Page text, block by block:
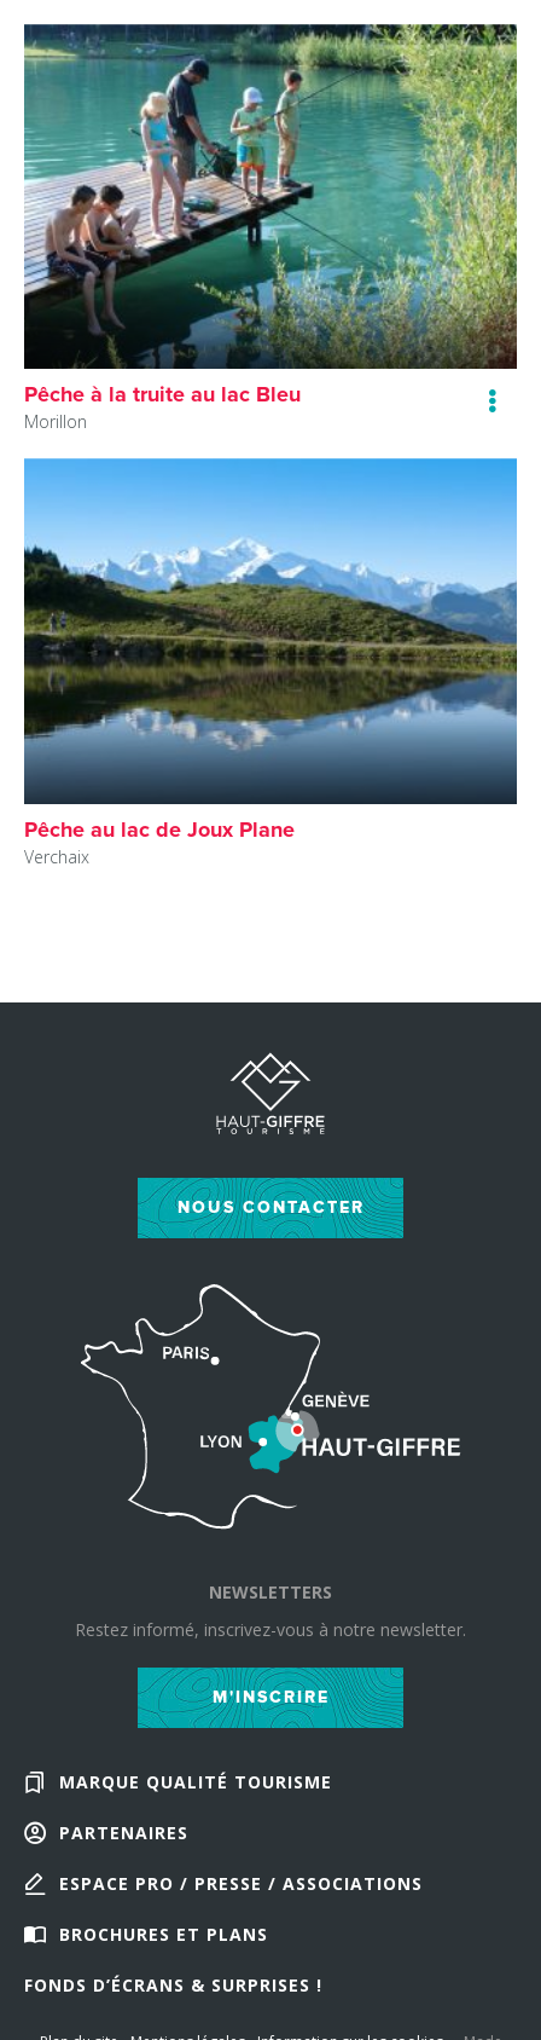
Pêche à la truite au lac Bleu
Morillon
Pêche au lac de Joux Plane
Verchaix
NOUS CONTACTER
NEWSLETTERS
Restez informé, inscrivez-vous à notre newsletter.
M'INSCRIRE
MARQUE QUALITÉ TOURISME
PARTENAIRES
ESPACE PRO / PRESSE / ASSOCIATIONS
BROCHURES ET PLANS
FONDS D’ÉCRANS & SURPRISES !